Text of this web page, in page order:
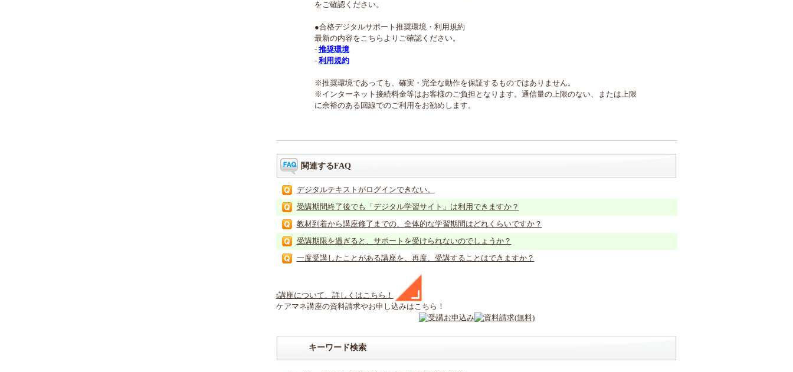
をご確認ください。
●合格デジタルサポート推奨環境・利用規約
最新の内容をこちらよりご確認ください。
- 推奨環境
- 利用規約
※推奨環境であっても、確実・完全な動作を保証するものではありません。
※インターネット接続料金等はお客様のご負担となります。通信量の上限のない、または上限
に余裕のある回線でのご利用をお勧めします。
関連するFAQ
デジタルテキストがログインできない。
受講期間終了後でも「デジタル学習サイト」は利用できますか？
教材到着から講座修了までの、全体的な学習期間はどれくらいですか？
受講期限を過ぎると、サポートを受けられないのでしょうか？
一度受講したことがある講座を、再度、受講することはできますか？
t講座について、詳しくはこちら！
ケアマネ講座の資料請求やお申し込みはこちら！
キーワード検索